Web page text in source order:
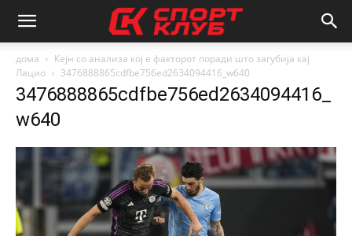
дома
Кејн со анализа кој е факторот поради што загубија кај
Лацио
3476888865cdfbe756ed2634094416_w640
3476888865cdfbe756ed2634094416_
w640